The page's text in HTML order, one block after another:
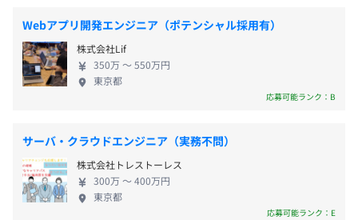
・普段は別々の場所で働いていますが、イベントでメンバ
ーが集まるときは終始賑やかに盛り上がります。
・最近では忘年会、バーベキュー、お花見などのイベント
を開催しました。
基本3〜5名のチームで、長期案件に参画しています。
■交通費全額支給
■資格取得奨励金
■入社祝い金
■結婚祝い金
賞与なし
比べて倍以上に成長し、取引先の増加や採用の拡大
も進めています。事業全体が急成長しており、今後も
この状態をキープしていく予定です。わたしたちは本
気で課題に取り組み、事業を通じて社会にポジティ
ブなアップデートを実現し続けます。 ▼開発のこだ
種の開発現場で日々研鑽し働いています。開発スタッ
フは当たり前を当たり前だと思わない、常識を常識
だと思わない精神で、徹底したお客様目線に沿った
開発をおこなっています。これにより、新新なアイデ
Webアプリ開発エンジニア（ポテンシャル採用有）
株式会社Lif
350万 〜 550万円
東京都
応募可能ランク：B
サーバ・クラウドエンジニア（実務不問）
株式会社トレストーレス
300万 〜 400万円
東京都
応募可能ランク：E